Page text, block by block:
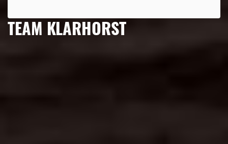
TEAM KLARHORST